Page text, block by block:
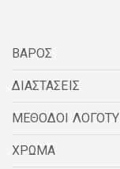
ΒΑΡΟΣ
ΔΙΑΣΤΑΣΕΙΣ
ΜΕΘΟΔΟΙ
ΧΡΩΜΑ